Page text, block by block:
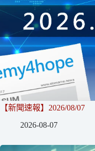
【新聞速報】2026/08/07
2026-08-07